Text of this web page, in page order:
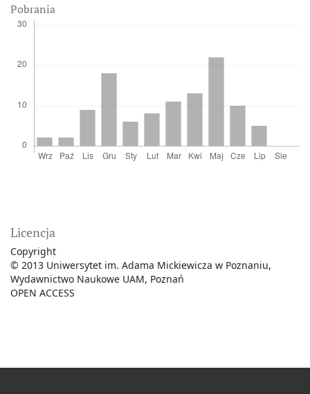
Pobrania
Licencja
Copyright
© 2013 Uniwersytet im. Adama Mickiewicza w Poznaniu,
Wydawnictwo Naukowe UAM, Poznań
OPEN ACCESS